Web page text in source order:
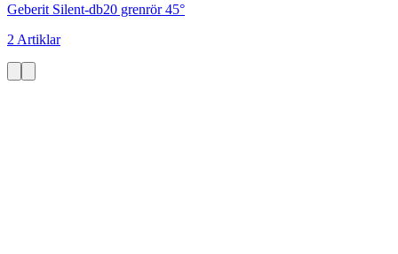
Geberit Silent-db20 grenrör 45°
2 Artiklar